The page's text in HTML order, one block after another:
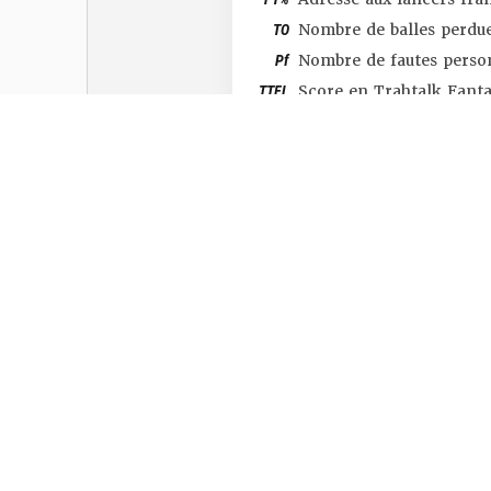
TO Nombre de balles
Pf Nombre de fautes
TTFL Score en Trahtalk